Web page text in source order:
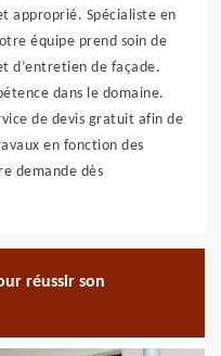
approprié. Spécialiste en
équipe prend soin de
d’entretien de façade.
dans le domaine.
de devis gratuit afin de
en fonction des
demande dès
réussir son